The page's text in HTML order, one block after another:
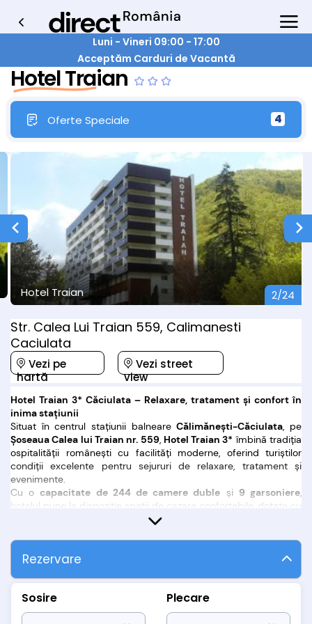
Luni - Vineri 09:00 - 17:00
Acceptăm Carduri de Vacantă
Hotel Traian
Oferte Speciale 4
Hotel Traian 2/24
Str. Calea Lui Traian 559, Calimanesti
Caciulata
Vezi pe
hartă
Vezi street
view
Hotel Traian 3* Căciulata – Relaxare, tratament și confortîn
inima stațiunii
Situat în centrul stațiunii balneareCălimănești-Căciulata, pe
Șoseaua Calea lui Traian nr. 559, Hotel Traian 3* îmbină tradiția
ospitalității românești cu facilități moderne, oferind turiștilor
condiții excelente pentru sejururi de relaxare, tratament și
evenimente.
Cu o capacitate de 244 de camere duble și 9 garsoniere,
hotelul pune la dispoziție spații de cazare confortabile, dotate cu
noptiere
cazare sunt ideale atât pentru cupluri, cât și pentru familii sau
turiști veniți pentru tratament balnear.
Bază proprie de tratament și wellness
Hotel Traian se remarcă prin
baza sa de tratament balnear
unde se pot efectua proceduri medicale pentru afecțiuni
Rezervare
Sosire Plecare